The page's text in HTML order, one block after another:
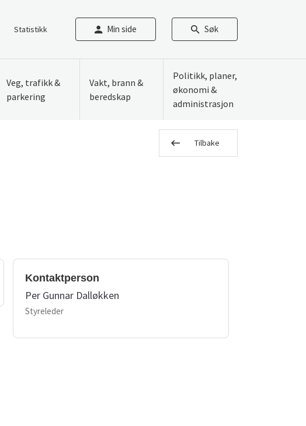
Statistikk Min side Søk
Veg, trafikk &
parkering
Vakt, brann &
beredskap
Politikk, planer,
økonomi &
administrasjon
Tilbake
Kontaktperson
Per Gunnar Dalløkken
Styreleder